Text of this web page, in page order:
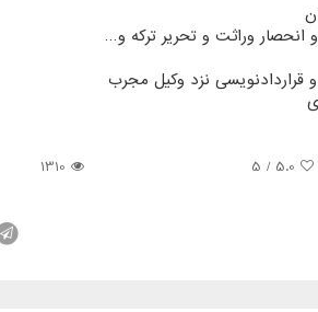
وراثت و تحریر ترکه و…
قراردادنویسی نزد وکیل مجرب
5.0
/ 5
1310